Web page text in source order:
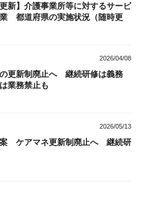
更新】介護事業所等に対するサービ
都道府県の実施状況（随時更
2026/04/08
更新制廃止へ 継続研修は義務
業務禁止も
2026/05/13
案 ケアマネ更新制廃止へ 継続研